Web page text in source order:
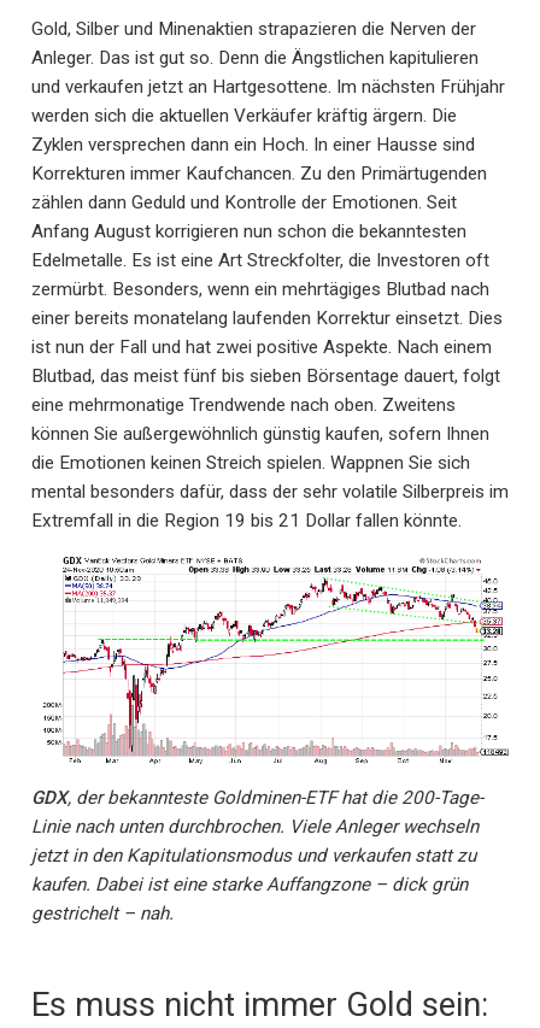
Gold, Silber und Minenaktien strapazieren die Nerven der
Anleger. Das ist gut so. Denn die Ängstlichen kapitulieren
und verkaufen jetzt an Hartgesottene. Im nächsten Frühjahr
werden sich die aktuellen Verkäufer kräftig ärgern. Die
Zyklen versprechen dann ein Hoch. In einer Hausse sind
Korrekturen immer Kaufchancen. Zu den Primärtugenden
zählen dann Geduld und Kontrolle der Emotionen. Seit
Anfang August korrigieren nun schon die bekanntesten
Edelmetalle. Es ist eine Art Streckfolter, die Investoren oft
zermürbt. Besonders, wenn ein mehrtägiges Blutbad nach
einer bereits monatelang laufenden Korrektur einsetzt. Dies
ist nun der Fall und hat zwei positive Aspekte. Nach einem
Blutbad, das meist fünf bis sieben Börsentage dauert, folgt
eine mehrmonatige Trendwende nach oben. Zweitens
können Sie außergewöhnlich günstig kaufen, sofern Ihnen
die Emotionen keinen Streich spielen. Wappnen Sie sich
mental besonders dafür, dass der sehr volatile Silberpreis im
Extremfall in die Region 19 bis 21 Dollar fallen könnte.
GDX, der bekannteste Goldminen-ETF hat die 200-Tage-
Linie nach unten durchbrochen. Viele Anleger wechseln
jetzt in den Kapitulationsmodus und verkaufen statt zu
kaufen. Dabei ist eine starke Auffangzone – dick grün
gestrichelt – nah.
Es muss nicht immer Gold sein: